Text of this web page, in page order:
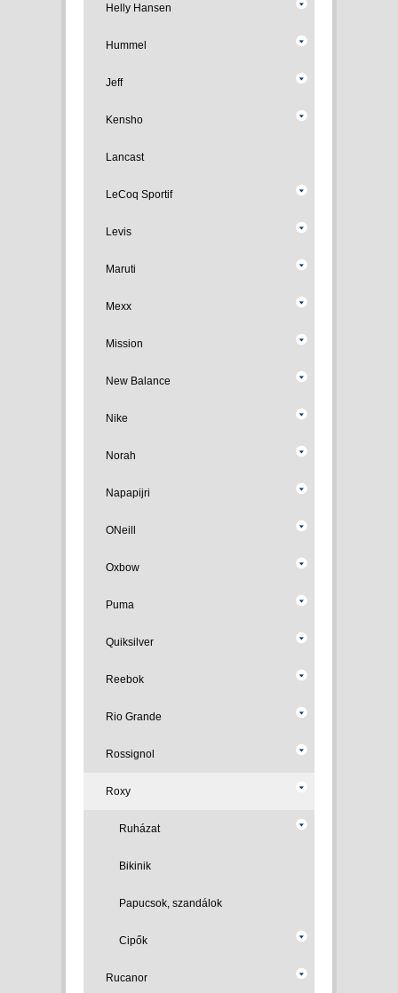
Helly Hansen
Hummel
Jeff
Kensho
Lancast
LeCoq Sportif
Levis
Maruti
Mexx
Mission
New Balance
Nike
Norah
Napapijri
ONeill
Oxbow
Puma
Quiksilver
Reebok
Rio Grande
Rossignol
Roxy
Ruházat
Bikinik
Papucsok, szandálok
Cipők
Rucanor